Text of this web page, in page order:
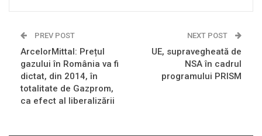
PREV POST
ArcelorMittal: Prețul
gazului în România va fi
dictat, din 2014, în
totalitate de Gazprom,
ca efect al liberalizării
NEXT POST
UE, supravegheată de
NSA în cadrul
programului PRISM